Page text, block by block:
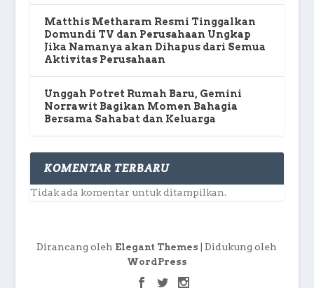
Matthis Metharam Resmi Tinggalkan
Domundi TV dan Perusahaan Ungkap
Jika Namanya akan Dihapus dari Semua
Aktivitas Perusahaan
Unggah Potret Rumah Baru, Gemini
Norrawit Bagikan Momen Bahagia
Bersama Sahabat dan Keluarga
KOMENTAR TERBARU
Tidak ada komentar untuk ditampilkan.
Dirancang oleh Elegant Themes | Didukung oleh
WordPress